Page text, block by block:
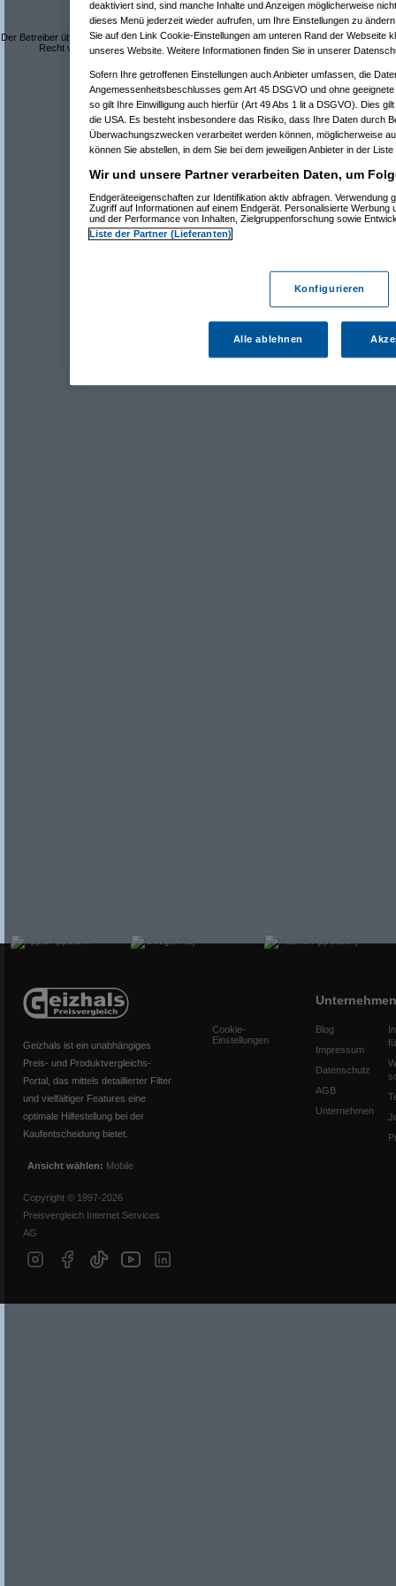
Dieses Forum ist eine frei zugängliche Diskussionsplattform.
Der Betreiber übernimmt keine Verantwortung für den Inhalt der Beiträge und behält sich das
Recht vor, Beiträge mit rechtswidrigem oder anstößigem Inhalt zu löschen.
Geizhals ist ein unabhängiges
Preis- und Produktvergleichs-
Portal, das mittels detaillierter Filter
und vielfältiger Features eine
optimale Hilfestellung bei der
Kaufentscheidung bietet.
Ansicht wählen: Mobile
Copyright © 1997-2026
Preisvergleich Internet Services
AG
Cookie-
Einstellungen
Unternehmen
Blog
Impressum
Datenschutz
AGB
Unternehmen
deaktiviert sind, sind manche Inhalte und Anzeigen möglicherweise
dieses Menü jederzeit wieder aufrufen, um Ihre Einstellungen zu
Sie auf den Link Cookie-Einstellungen am unteren Rand der Webseite
unseres Website. Weitere Informationen finden Sie in unserer
Sofern Ihre getroffenen Einstellungen auch Anbieter umfassen, die
Angemessenheitsbeschlusses gem Art 45 DSGVO und ohne
so gilt Ihre Einwilligung auch hierfür (Art 49 Abs 1 lit a DSGVO). Dies
die USA. Es besteht insbesondere das Risiko, dass Ihre Daten durch
Überwachungszwecken verarbeitet werden können, möglicherweise
können Sie abstellen, in dem Sie bei dem jeweiligen Anbieter in der
Wir und unsere Partner verarbeiten Daten, um
Endgeräteeigenschaften zur Identifikation aktiv abfragen. Verwendung
Zugriff auf Informationen auf einem Endgerät. Personalisierte Werbung
und der Performance von Inhalten, Zielgruppenforschung sowie
Liste der Partner (Lieferanten)
Konfigurieren
Alle ablehnen